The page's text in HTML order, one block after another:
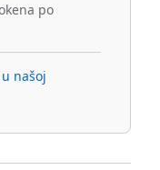
po
našoj